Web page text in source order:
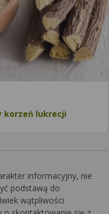
korzeń lukrecji
informacyjny, nie
podstawą do
wątpliwości